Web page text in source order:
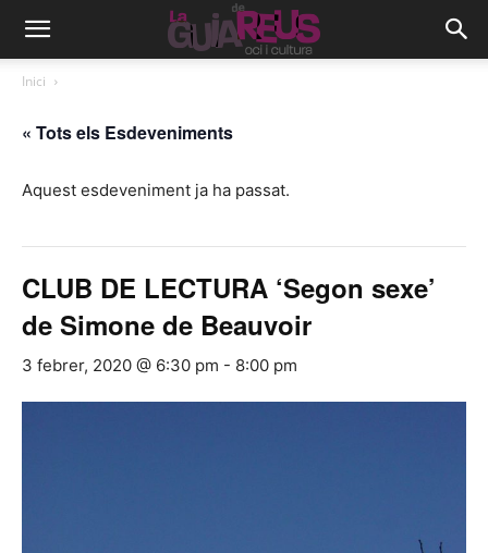
Inici
« Tots els Esdeveniments
Aquest esdeveniment ja ha passat.
CLUB DE LECTURA ‘Segon sexe’
de Simone de Beauvoir
3 febrer, 2020 @ 6:30 pm - 8:00 pm